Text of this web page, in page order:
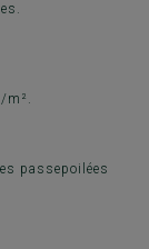
m².
passepoilées